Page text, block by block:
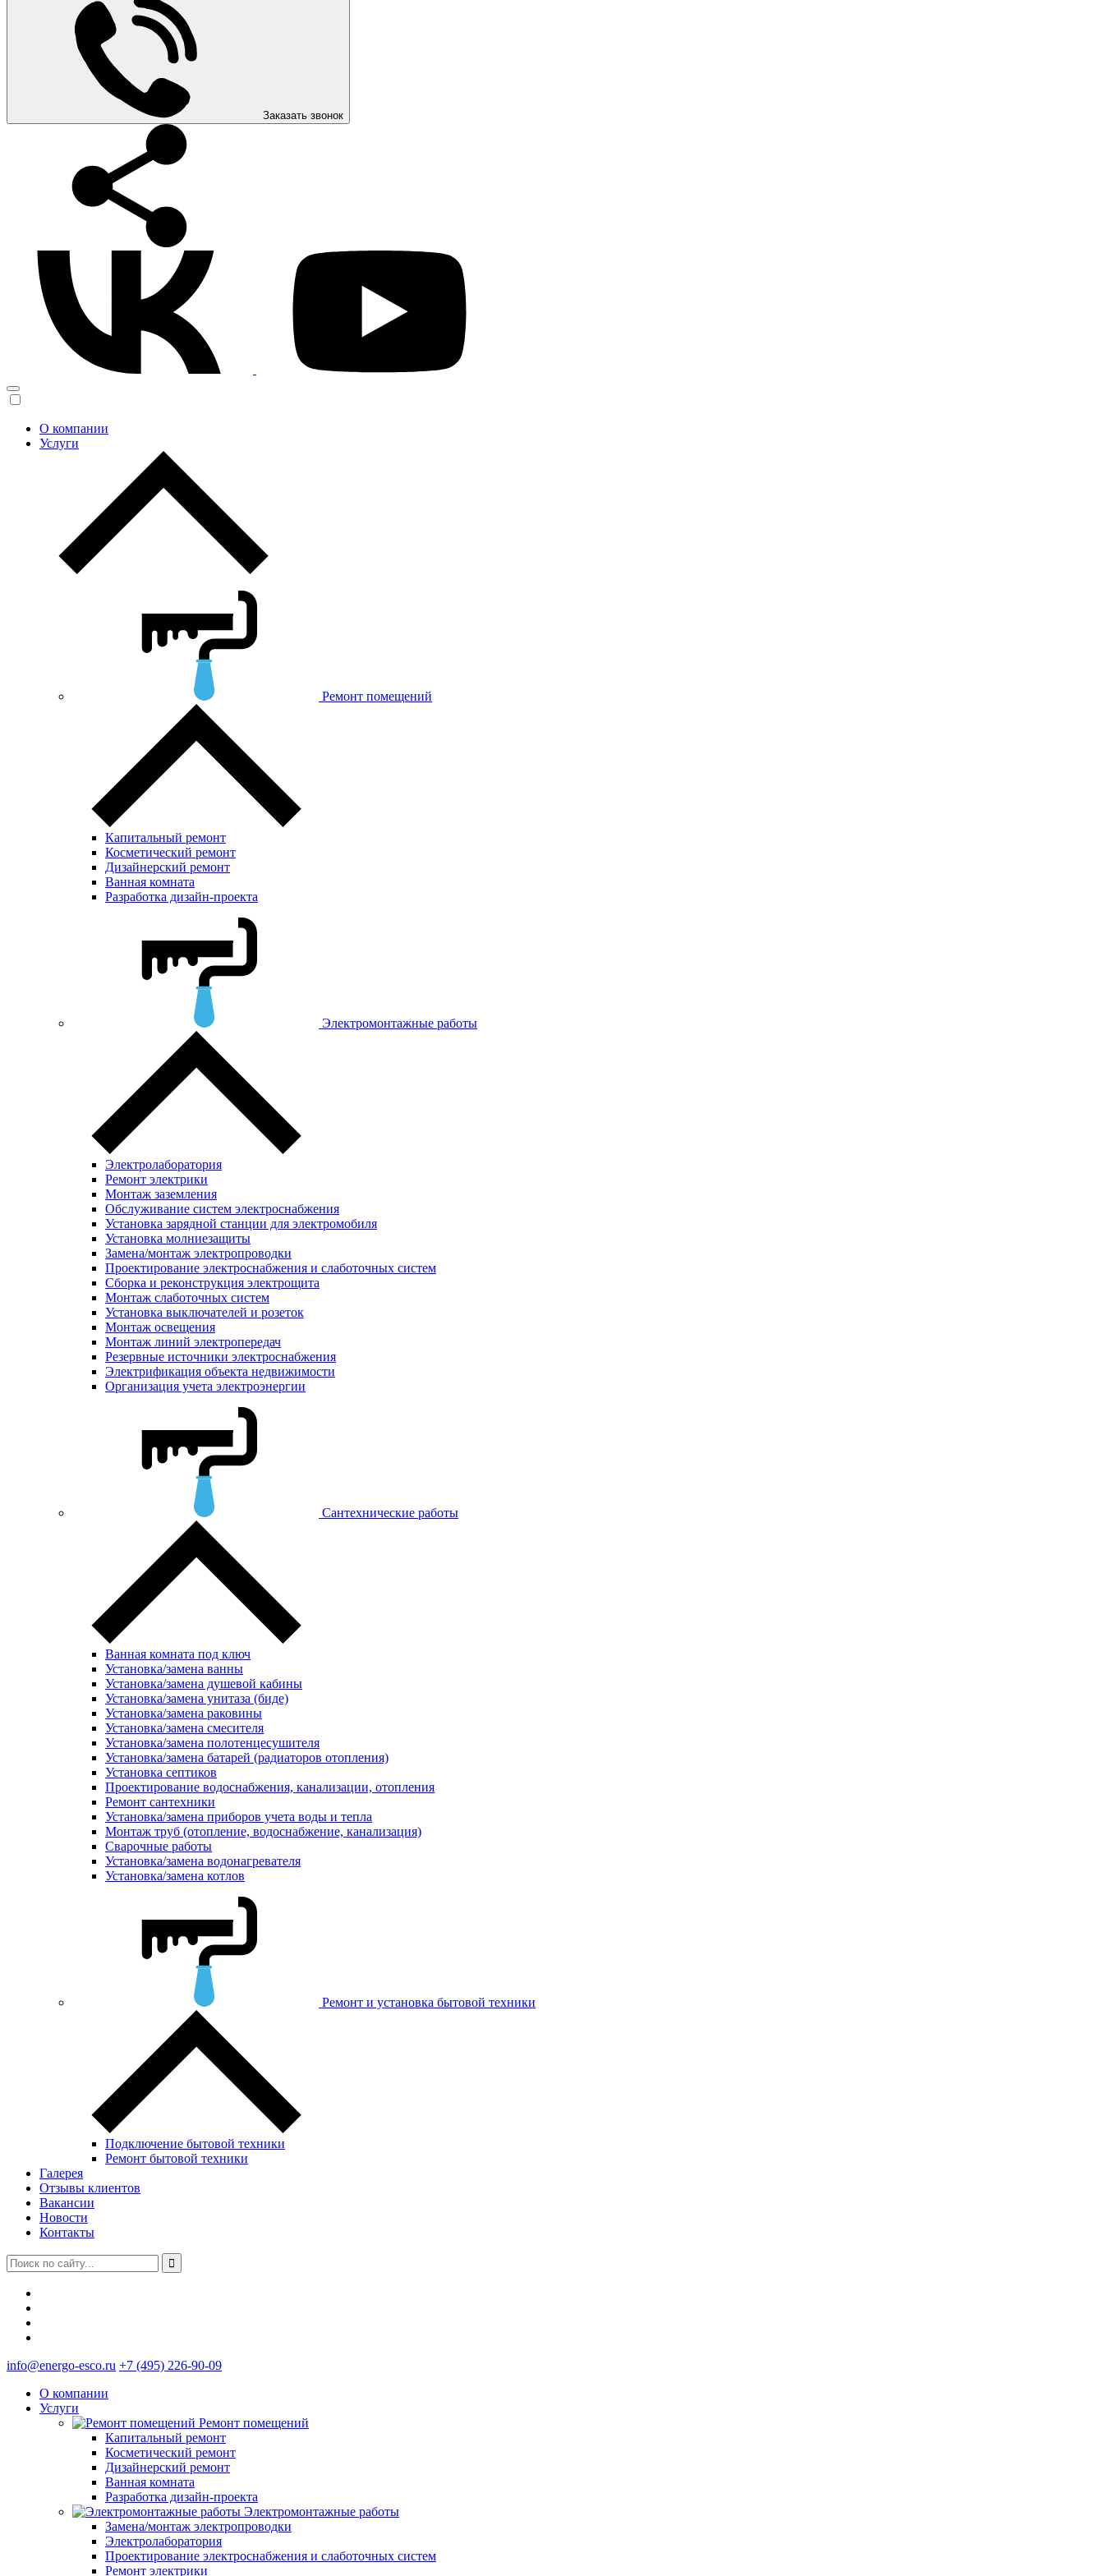
Заказать звонок
О компании
Услуги
Ремонт помещений
Капитальный ремонт
Косметический ремонт
Дизайнерский ремонт
Ванная комната
Разработка дизайн-проекта
Электромонтажные работы
Электролаборатория
Ремонт электрики
Монтаж заземления
Обслуживание систем электроснабжения
Установка зарядной станции для электромобиля
Установка молниезащиты
Замена/монтаж электропроводки
Проектирование электроснабжения и слаботочных систем
Сборка и реконструкция электрощита
Монтаж слаботочных систем
Установка выключателей и розеток
Монтаж освещения
Монтаж линий электропередач
Резервные источники электроснабжения
Электрификация объекта недвижимости
Организация учета электроэнергии
Сантехнические работы
Ванная комната под ключ
Установка/замена ванны
Установка/замена душевой кабины
Установка/замена унитаза (биде)
Установка/замена раковины
Установка/замена смесителя
Установка/замена полотенцесушителя
Установка/замена батарей (радиаторов отопления)
Установка септиков
Проектирование водоснабжения, канализации, отопления
Ремонт сантехники
Установка/замена приборов учета воды и тепла
Монтаж труб (отопление, водоснабжение, канализация)
Сварочные работы
Установка/замена водонагревателя
Установка/замена котлов
Ремонт и установка бытовой техники
Подключение бытовой техники
Ремонт бытовой техники
Галерея
Отзывы клиентов
Вакансии
Новости
Контакты
info@energo-esco.ru +7 (495) 226-90-09
О компании
Услуги
Ремонт помещений
Капитальный ремонт
Косметический ремонт
Дизайнерский ремонт
Ванная комната
Разработка дизайн-проекта
Электромонтажные работы
Замена/монтаж электропроводки
Электролаборатория
Проектирование электроснабжения и слаботочных систем
Ремонт электрики